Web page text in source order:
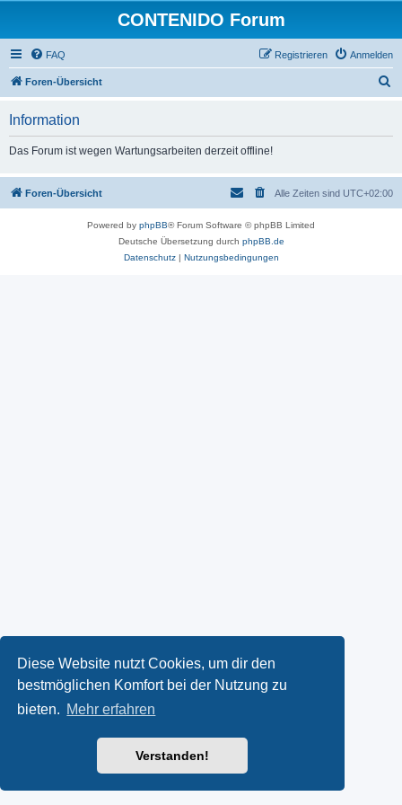
Diese Website nutzt Cookies, um dir den
bestmöglichen Komfort bei der Nutzung zu
bieten. Mehr erfahren
Verstanden!
CONTENIDO Forum
FAQ Anmelden
Registrieren
Foren-Übersicht
Information
Das Forum ist wegen Wartungsarbeiten derzeit offline!
Foren-Übersicht Alle Zeiten sind UTC+02:00
Powered by phpBB® Forum Software © phpBB Limited
Deutsche Übersetzung durch phpBB.de
Datenschutz| Nutzungsbedingungen